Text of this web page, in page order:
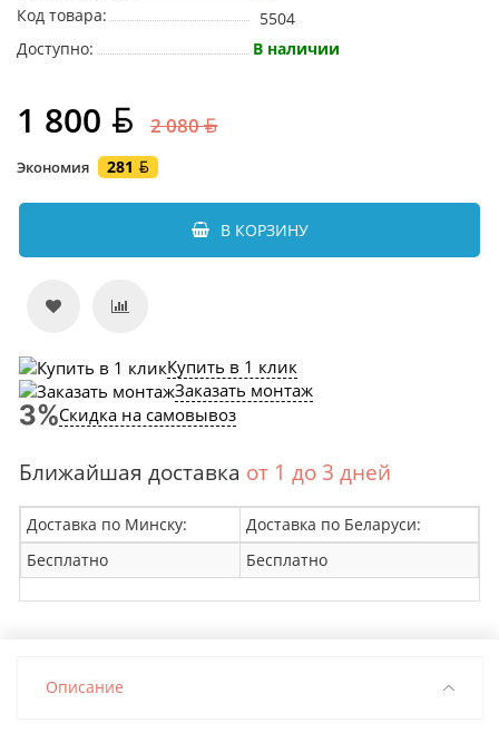
Код товара:
5504
Доступно:
В наличии
1 800 2 080
Экономия 281
В КОРЗИНУ
Купить в 1 клик
Заказать монтаж
Скидка на самовывоз
Ближайшая доставка от 1 до 3 дней
Доставка по Минску:
Доставка по Беларуси:
Бесплатно
Бесплатно
Описание